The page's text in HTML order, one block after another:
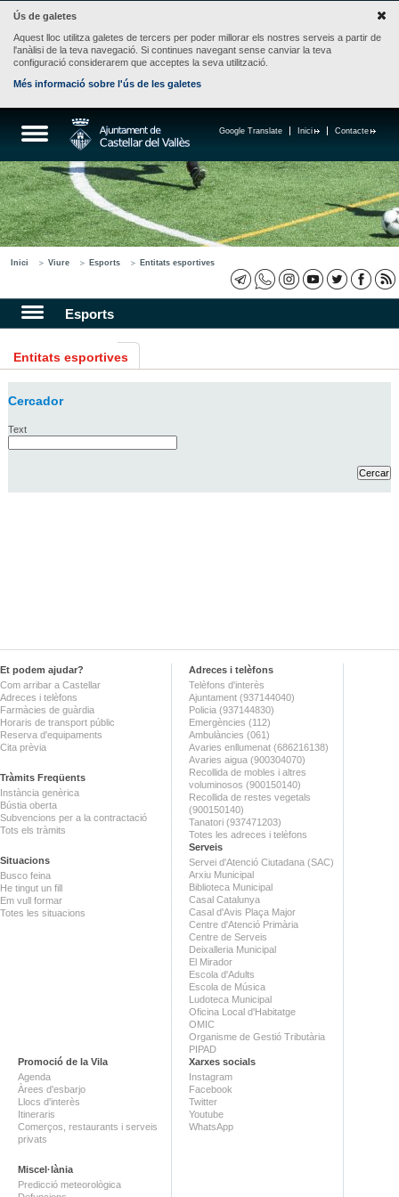
Ús de galetes
Aquest lloc utilitza galetes de tercers per poder millorar els nostres serveis a partir de
l'anàlisi de la teva navegació. Si continues navegant sense canviar la teva
configuració considerarem que acceptes la seva utilització.
Més informació sobre l'ús de les galetes
Contacte
Inici
Google Translate
Inici Viure Esports Entitats esportives
Esports
Entitats esportives
Cercador
Text
Et podem ajudar?
Com arribar a Castellar
Adreces i telèfons
Farmàcies de guàrdia
Horaris de transport públic
Reserva d'equipaments
Cita prèvia
Tràmits Freqüents
Instància genèrica
Bústia oberta
Subvencions per a la contractació
Tots els tràmits
Situacions
Busco feina
He tingut un fill
Em vull formar
Totes les situacions
Adreces i telèfons
Telèfons d'interès
Ajuntament (937144040)
Policia (937144830)
Emergències (112)
Ambulàncies (061)
Avaries enllumenat (686216138)
Avaries aigua (900304070)
Recollida de mobles i altres
voluminosos (900150140)
Recollida de restes vegetals
(900150140)
Tanatori (937471203)
Totes les adreces i telèfons
Serveis
Servei d'Atenció Ciutadana (SAC)
Arxiu Municipal
Biblioteca Municipal
Casal Catalunya
Casal d'Avis Plaça Major
Centre d'Atenció Primària
Centre de Serveis
Deixalleria Municipal
El Mirador
Escola d'Adults
Escola de Música
Ludoteca Municipal
Oficina Local d'Habitatge
OMIC
Organisme de Gestió Tributària
PIPAD
Promoció de la Vila
Agenda
Àrees d'esbarjo
Llocs d'interès
Itineraris
Comerços, restaurants i serveis
privats
Miscel·lània
Predicció meteorològica
Xarxes socials
Instagram
Facebook
Twitter
Youtube
WhatsApp